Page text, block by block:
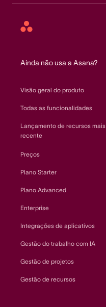
Asana
Ainda não usa a Asana?
Visão geral do produto
Todas as funcionalidades
Lançamento de recursos mais
recente
Preços
Plano Starter
Plano Advanced
Enterprise
Integrações de aplicativos
Gestão do trabalho com IA
Gestão de projetos
Gestão de recursos